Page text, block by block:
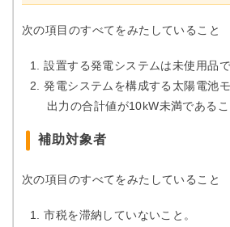
次の項目のすべてをみたしていること
設置する発電システムは未使用品で
発電システムを構成する太陽電池
出力の合計値が10kW未満であるこ
補助対象者
次の項目のすべてをみたしていること
市税を滞納していないこと。